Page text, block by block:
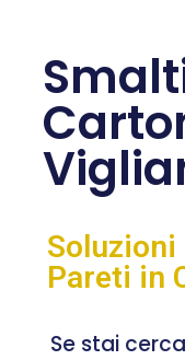
Pareti in
Se stai